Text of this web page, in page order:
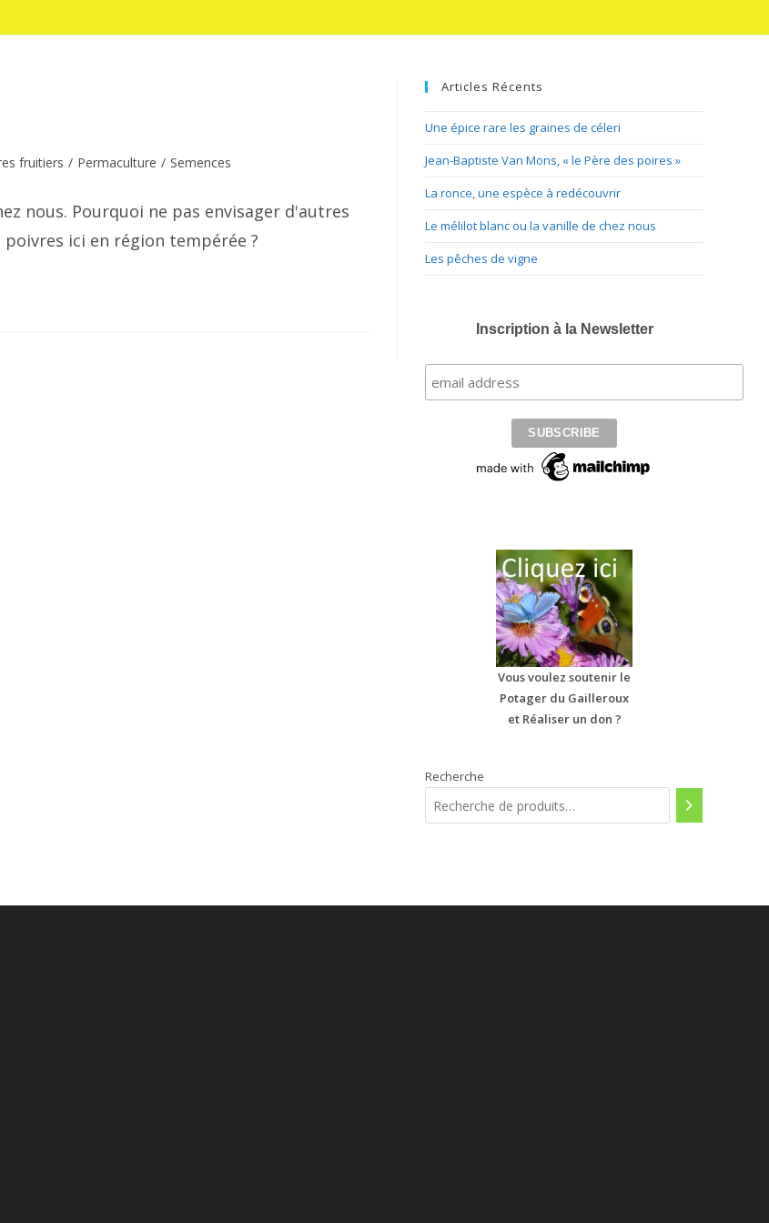
fruitiers / Permaculture / Semences
nous. Pourquoi ne pas envisager d'autres
ici en région tempérée ?
Articles Récents
Une épice rare les graines de céleri
Jean-Baptiste Van Mons, « le Père des poires »
La ronce, une espèce à redécouvrir
Le mélilot blanc ou la vanille de chez nous
Les pêches de vigne
Inscription à la Newsletter
Vous voulez soutenir le
Potager du Gailleroux
et Réaliser un don ?
Recherche